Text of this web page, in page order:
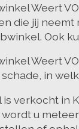
Weert
die jij
Ook
Weert
in
is verkocht in
wordt u